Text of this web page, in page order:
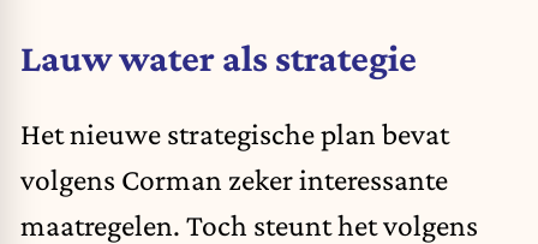
Lauw water als strategie
Het nieuwe strategische plan bevat
volgens Corman zeker interessante
maatregelen. Toch steunt het volgens